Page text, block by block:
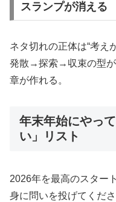
スランプが消える
ネタ切れの正体は“考え
発散→探索→収束の型が
章が作れる。
年末年始にやっ
い」リスト
2026年を最高のスター
身に問いを投げてくださ